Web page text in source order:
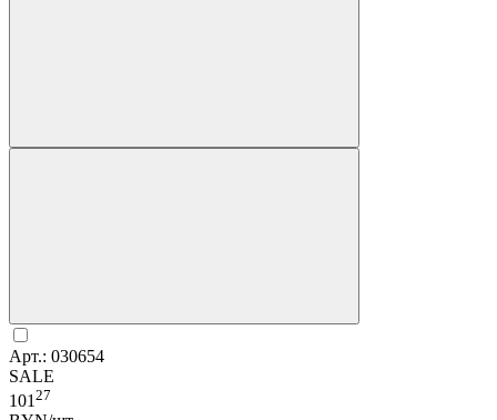
Арт.: 030654
SALE
101 27